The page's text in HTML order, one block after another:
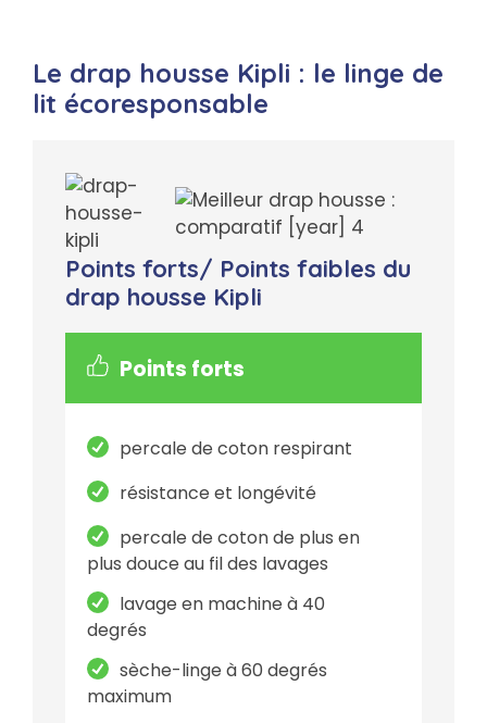
Le drap housse Kipli : le linge de
lit écoresponsable
Points forts/ Points faibles du
drap housse Kipli
Points forts
percale de coton respirant
résistance et longévité
percale de coton de plus en
plus douce au fil des lavages
lavage en machine à 40
degrés
sèche-linge à 60 degrés
maximum